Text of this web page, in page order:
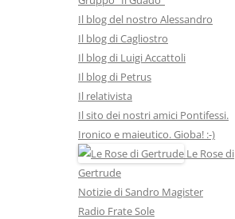
Il blog del nostro Alessandro
Il blog di Cagliostro
Il blog di Luigi Accattoli
Il blog di Petrus
Il relativista
Il sito dei nostri amici Pontifessi.
Ironico e maieutico. Gioba! :-)
Le Rose di
Gertrude
Notizie di Sandro Magister
Radio Frate Sole